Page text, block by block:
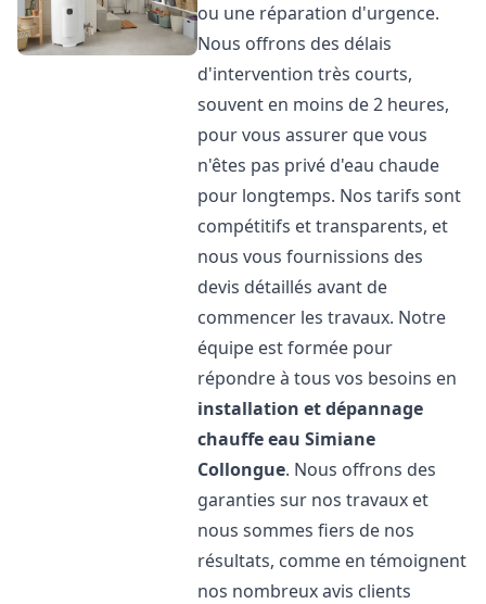
ou une réparation d'urgence.
Nous offrons des délais
d'intervention très courts,
souvent en moins de 2 heures,
pour vous assurer que vous
n'êtes pas privé d'eau chaude
pour longtemps. Nos tarifs sont
compétitifs et transparents, et
nous vous fournissions des
devis détaillés avant de
commencer les travaux. Notre
équipe est formée pour
répondre à tous vos besoins en
installation et dépannage
chauffe eau Simiane
Collongue. Nous offrons des
garanties sur nos travaux et
nous sommes fiers de nos
résultats, comme en témoignent
nos nombreux avis clients